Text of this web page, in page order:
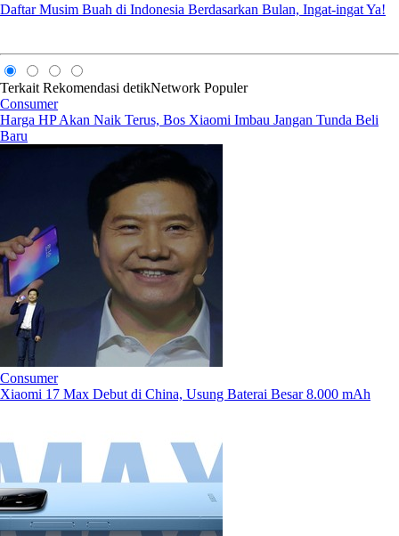
Daftar Musim Buah di Indonesia Berdasarkan Bulan, Ingat-ingat Ya!
Terkait Rekomendasi detikNetwork Populer
Consumer
Harga HP Akan Naik Terus, Bos Xiaomi Imbau Jangan Tunda Beli
Baru
Consumer
Xiaomi 17 Max Debut di China, Usung Baterai Besar 8.000 mAh